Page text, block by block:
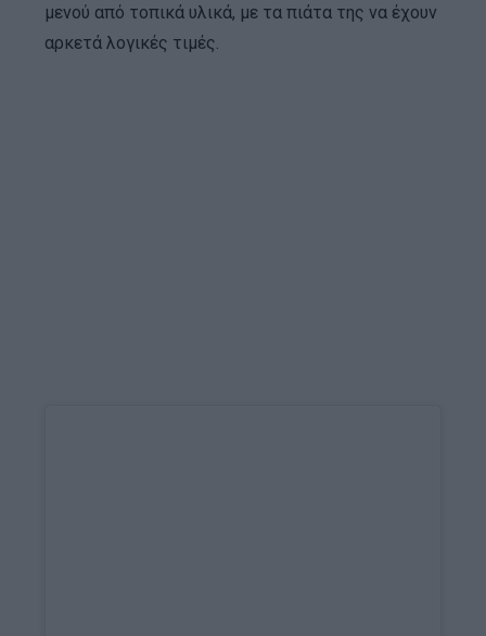
μενού από τοπικά υλικά, με τα πιάτα της να έχουν
αρκετά λογικές τιμές.